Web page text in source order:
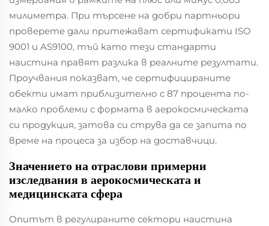
милиметра. При търсене на добри партньори
проверете дали притежават сертификати ISO
9001 и AS9100, тъй като тези стандарти
наистина правят разлика в реалните резултати.
Проучвания показват, че сертифицираните
обекти имат приблизително с 87 процента по-
малко проблеми с формата в аерокосмическата
си продукция, затова си струва да се запита по
време на процеса за избор на доставчици.
Значението на отраслови примерни
изследвания в аерокосмическата и
медицинската сфера
Опитът в регулираните сектори наистина